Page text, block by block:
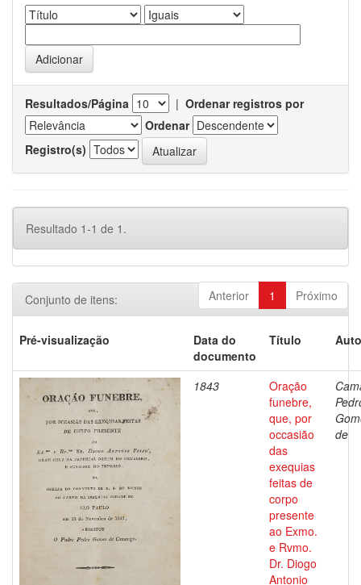
Resultados/Página | Ordenar registros por
Ordenar
Registro(s)
Resultado 1-1 de 1.
Anterior 1 Próximo
Conjunto de itens:
Pré-visualização
Data do
documento
Título
1843
Oração
funebre,
que, por
occasião
das
exequias
feitas de
corpo
presente
ao Exmo.
e Rvmo.
Dr. Diogo
Antonio
de